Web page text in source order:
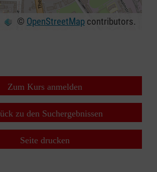
© OpenStreetMap contributors.
Zum Kurs anmelden
zu den Suchergebnissen
Seite drucken